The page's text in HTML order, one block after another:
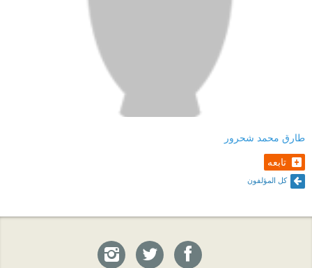
طارق محمد شحرور
تابعه
كل المؤلفون